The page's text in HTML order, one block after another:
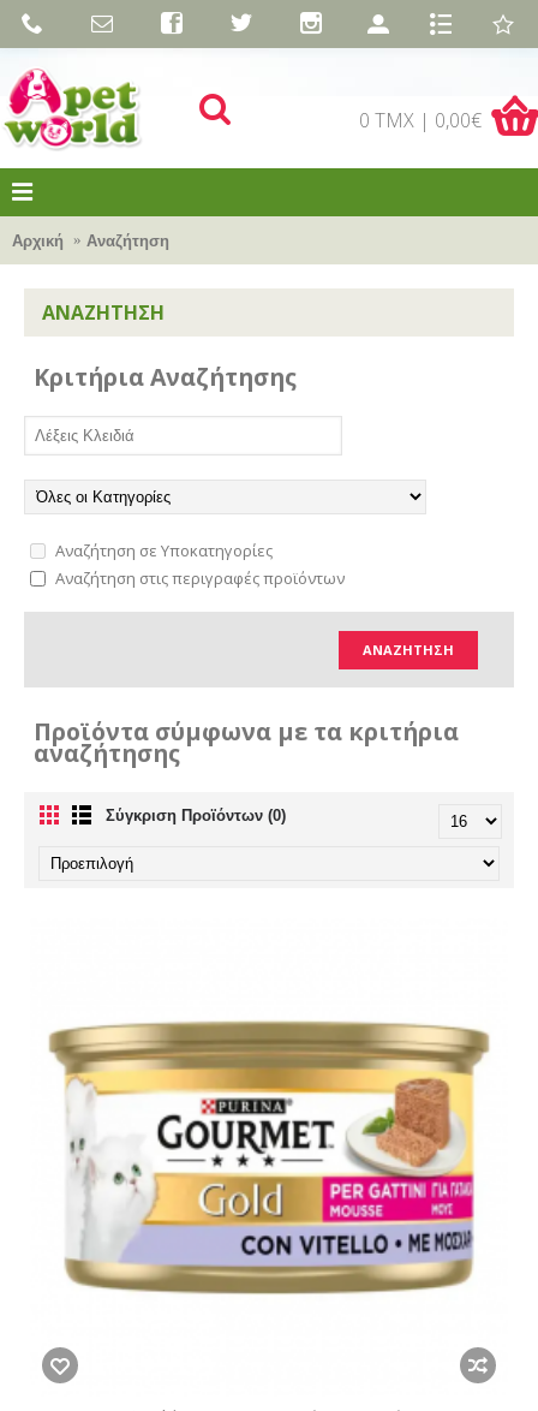
0 TMX | 0,00€
Αρχική Αναζήτηση
ΑΝΑΖΉΤΗΣΗ
Κριτήρια Αναζήτησης
Αναζήτηση σε Υποκατηγορίες
Αναζήτηση στις περιγραφές προϊόντων
Προϊόντα σύμφωνα με τα κριτήρια
αναζήτησης
Σύγκριση Προϊόντων (0)